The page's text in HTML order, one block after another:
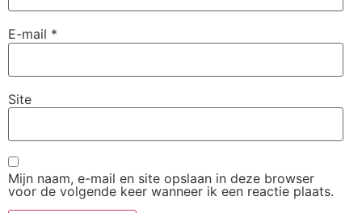
E-mail *
Site
Mijn naam, e-mail en site opslaan in deze browser
voor de volgende keer wanneer ik een reactie plaats.